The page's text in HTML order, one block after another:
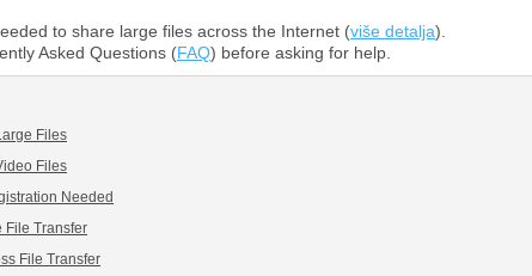
to share large files across the Internet (više detalja).
Asked Questions (FAQ) before asking for help.
Files
Files
Needed
File Transfer
File Transfer